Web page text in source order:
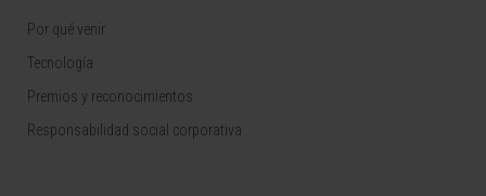
Por qué venir
Tecnología
Premios y reconocimientos
Responsabilidad social corporativa